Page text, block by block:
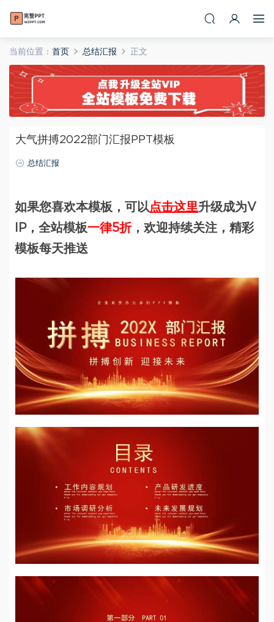
当前位置： 首页 总结汇报 正文
大气拼搏2022部门汇报PPT模板
总结汇报
如果您喜欢本模板，可以点击这里升级成为V
IP，全站模板一律5折，欢迎持续关注，精彩
模板每天推送